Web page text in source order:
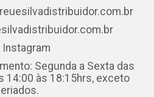
Instagram
Segunda a Sexta das
14:00 às 18:15hrs, exceto